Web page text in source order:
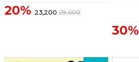
20% 23,200 29,000
30%